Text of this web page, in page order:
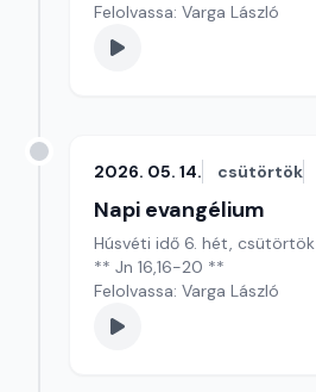
Felolvassa: Varga László
2026. 05. 14. csütörtök
Napi evangélium
Húsvéti idő 6. hét, csütörtök
** Jn 16,16-20 **
Felolvassa: Varga László